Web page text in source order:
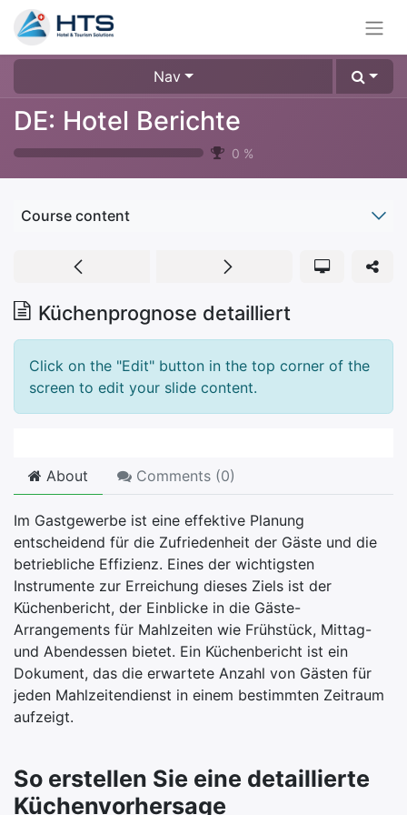
Nav
DE: Hotel Berichte
0 %
Course content
Küchenprognose detailliert
Click on the "Edit" button in the top corner of the
screen to edit your slide content.
About Comments (0)
Im Gastgewerbe ist eine effektive Planung
entscheidend für die Zufriedenheit der Gäste und die
betriebliche Effizienz. Eines der wichtigsten
Instrumente zur Erreichung dieses Ziels ist der
Küchenbericht, der Einblicke in die Gäste-
Arrangements für Mahlzeiten wie Frühstück, Mittag-
und Abendessen bietet. Ein Küchenbericht ist ein
Dokument, das die erwartete Anzahl von Gästen für
jeden Mahlzeitendienst in einem bestimmten Zeitraum
aufzeigt.
So erstellen Sie eine detaillierte
Küchenvorhersage